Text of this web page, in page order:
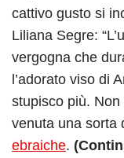
cattivo gusto si
Liliana Segre:
vergogna che
l’adorato viso di
stupisco più.
venuta una sorta
ebraiche.